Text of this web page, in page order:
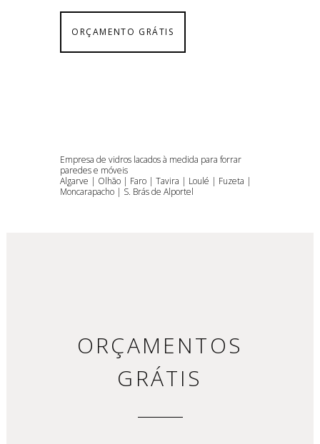
ORÇAMENTO GRÁTIS
Empresa de vidros lacados à medida para forrar
paredes e móveis
Algarve | Olhão | Faro | Tavira | Loulé | Fuzeta |
Moncarapacho | S. Brás de Alportel
ORÇAMENTOS
GRÁTIS